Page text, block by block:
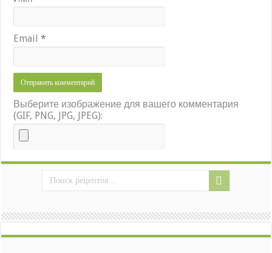
Email*
Выберите изображение для вашего комментария
(GIF, PNG, JPG, JPEG):